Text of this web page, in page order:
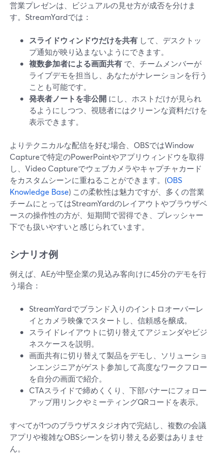
営業プレゼンは、ビジュアルの見せ方が成否を分けま
す。StreamYardでは：
スライドウィンドウだけを共有 して、デスクトッ
プ通知が映り込まないようにできます。
複数参加者による画面共有 で、チームメンバーが
ライブデモを担当し、あなたがナレーションを行う
ことも可能です。
発表者ノートを非公開 にし、ホストだけが見られ
るようにしつつ、視聴者にはクリーンな資料だけを
表示できます。
よりテクニカルな配信を好む場合、OBSではWindow
Captureで特定のPowerPointやアプリウィンドウを取得
し、Video Captureでウェブカメラやキャプチャカード
をカスタムシーンに重ねることができます。(OBS
Knowledge Base) この柔軟性は魅力ですが、多くの営業
チームにとってはStreamYardのレイアウトやブラウザベ
ースの操作性の方が、短期間で習得でき、プレッシャー
下でも扱いやすいと感じられています。
シナリオ例
例えば、AEが中堅企業の見込み客向けに45分のデモを行
う場合：
StreamYardでブランド入りのイントロオーバーレ
イとカメラ映像でスタートし、信頼感を醸成。
スライドレイアウトに切り替えてアジェンダやビジ
ネスケースを説明。
画面共有に切り替えて製品をデモし、ソリューショ
ンエンジニアがゲスト参加して高度なワークフロー
を自分の画面で紹介。
CTAスライドで締めくくり、下部バナーにフォロー
アップ用リンクやミーティングQRコードを表示。
すべてが1つのブラウザスタジオ内で完結し、複数の会議
アプリや複雑なOBSシーンを切り替える必要はありませ
ん。